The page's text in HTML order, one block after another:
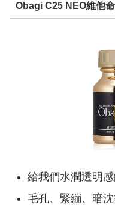
Obagi C25 NEO維他
給我們水潤透明
毛孔、緊繃、暗